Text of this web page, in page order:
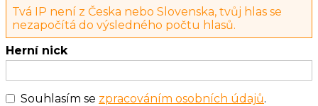
Tvá IP není z Česka nebo Slovenska, tvůj hlas se
nezapočítá do výsledného počtu hlasů.
Herní nick
Souhlasím se zpracováním osobních údajů.